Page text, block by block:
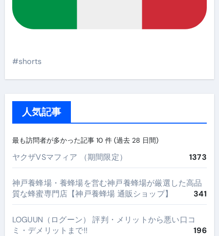
#shorts
人気記事
最も訪問者が多かった記事 10 件 (過去 28 日間)
ヤクザVSマフィア （期間限定） 1373
神戸養蜂場・養蜂場を営む神戸養蜂場が厳選した高品
質な蜂蜜専門店【神戸養蜂場 通販ショップ】
341
LOGUUN（ログーン） 評判・メリットから悪い口コ
ミ・デメリットまで!!
196